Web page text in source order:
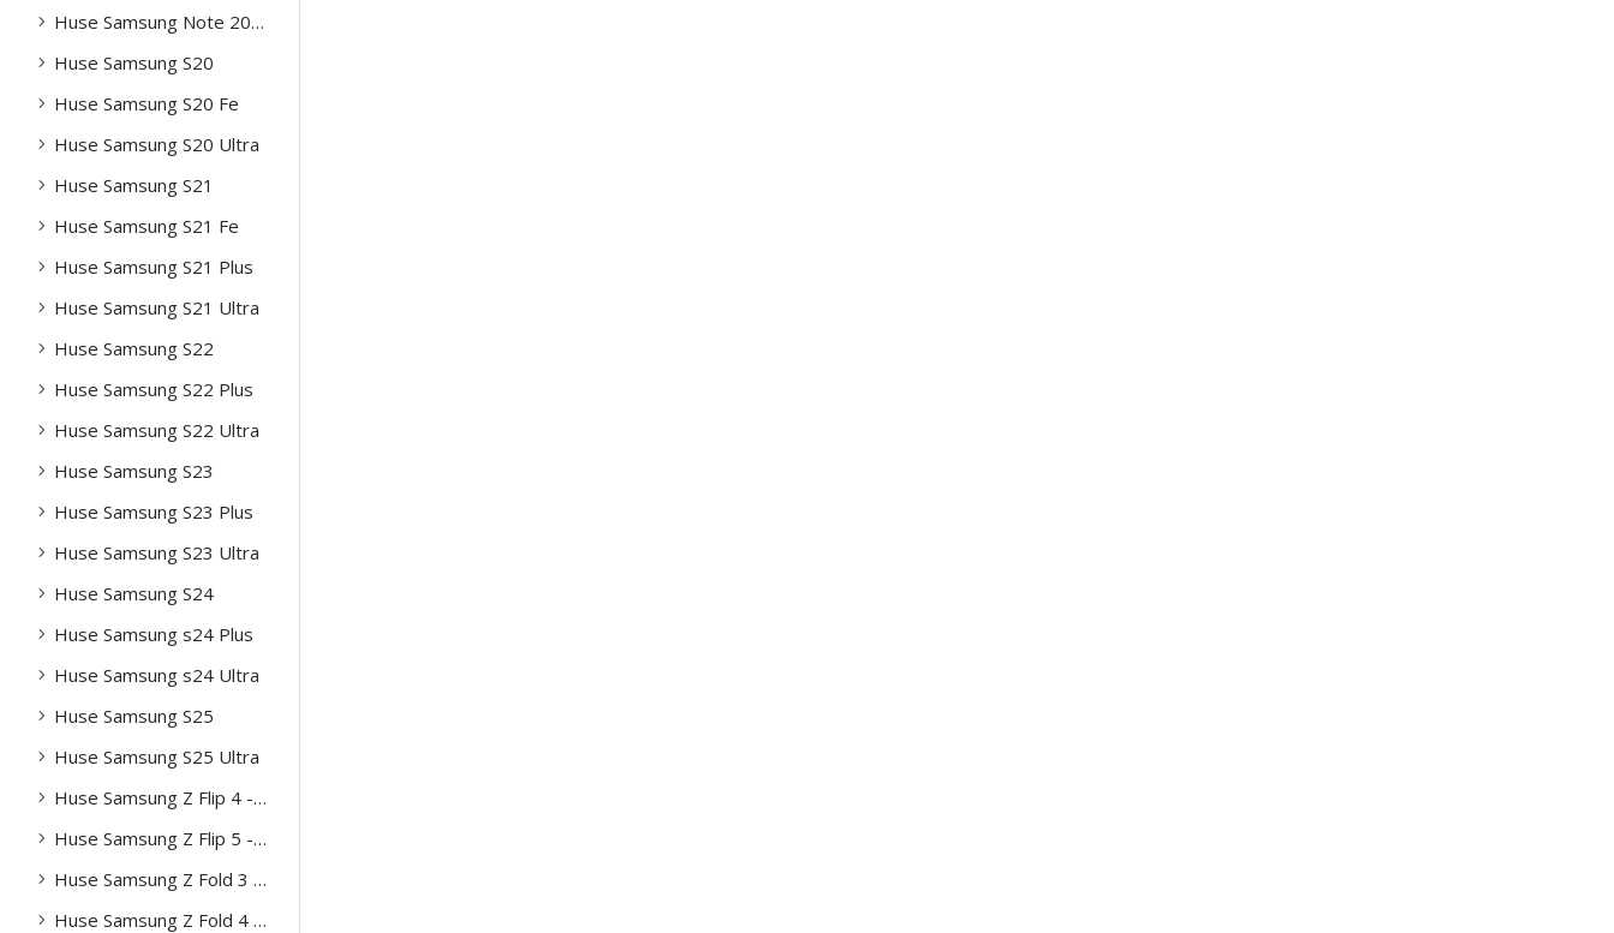
Huse Samsung Note 20 Ultra
Huse Samsung S20
Huse Samsung S20 Fe
Huse Samsung S20 Ultra
Huse Samsung S21
Huse Samsung S21 Fe
Huse Samsung S21 Plus
Huse Samsung S21 Ultra
Huse Samsung S22
Huse Samsung S22 Plus
Huse Samsung S22 Ultra
Huse Samsung S23
Huse Samsung S23 Plus
Huse Samsung S23 Ultra
Huse Samsung S24
Huse Samsung s24 Plus
Huse Samsung s24 Ultra
Huse Samsung S25
Huse Samsung S25 Ultra
Huse Samsung Z Flip 4 -5g
Huse Samsung Z Flip 5 -5g
Huse Samsung Z Fold 3 -5g
Huse Samsung Z Fold 4 -5g